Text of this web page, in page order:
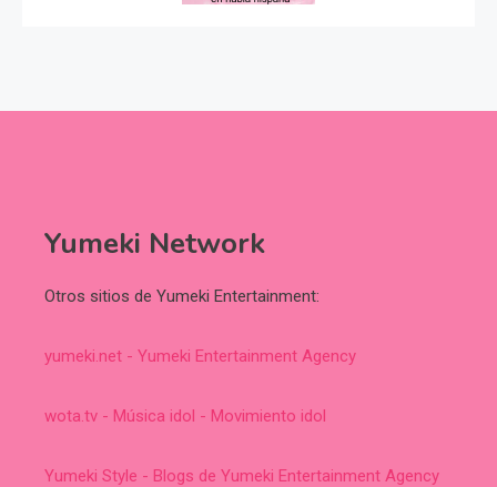
Yumeki Network
Otros sitios de Yumeki Entertainment:
yumeki.net - Yumeki Entertainment Agency
wota.tv - Música idol - Movimiento idol
Yumeki Style - Blogs de Yumeki Entertainment Agency